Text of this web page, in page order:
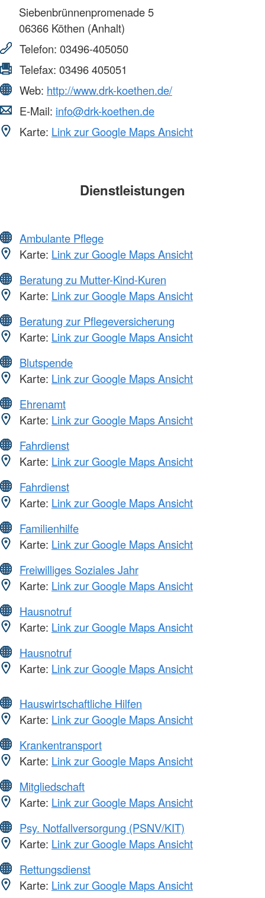
Siebenbrünnenpromenade 5
06366 Köthen (Anhalt)
Telefon: 03496-405050
Telefax: 03496 405051
Web: http://www.drk-koethen.de/
E-Mail: info@drk-koethen.de
Karte: Link zur Google Maps Ansicht
Dienstleistungen
Ambulante Pflege
Karte: Link zur Google Maps Ansicht
Beratung zu Mutter-Kind-Kuren
Karte: Link zur Google Maps Ansicht
Beratung zur Pflegeversicherung
Karte: Link zur Google Maps Ansicht
Blutspende
Karte: Link zur Google Maps Ansicht
Ehrenamt
Karte: Link zur Google Maps Ansicht
Fahrdienst
Karte: Link zur Google Maps Ansicht
Fahrdienst
Karte: Link zur Google Maps Ansicht
Familienhilfe
Karte: Link zur Google Maps Ansicht
Freiwilliges Soziales Jahr
Karte: Link zur Google Maps Ansicht
Hausnotruf
Karte: Link zur Google Maps Ansicht
Hausnotruf
Karte: Link zur Google Maps Ansicht
Hauswirtschaftliche Hilfen
Karte: Link zur Google Maps Ansicht
Krankentransport
Karte: Link zur Google Maps Ansicht
Mitgliedschaft
Karte: Link zur Google Maps Ansicht
Psy. Notfallversorgung (PSNV/KIT)
Karte: Link zur Google Maps Ansicht
Rettungsdienst
Karte: Link zur Google Maps Ansicht